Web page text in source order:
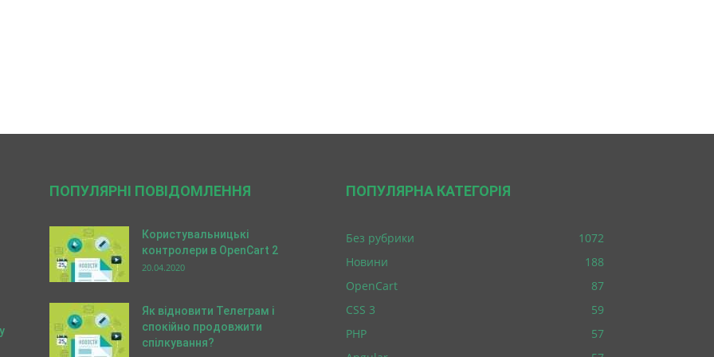
ПОПУЛЯРНІ ПОВІДОМЛЕННЯ
Користувальницькі
контролери в OpenCart 2
20.04.2020
Як відновити Телеграм і
спокійно продовжити
спілкування?
ПОПУЛЯРНА КАТЕГОРІЯ
Без рубрики
1072
Новини
188
OpenCart
87
CSS 3
59
PHP
57